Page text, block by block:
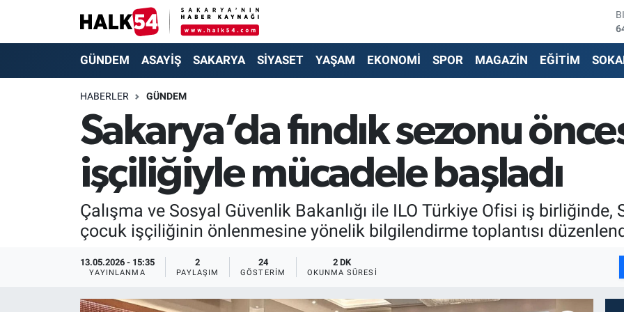
GÜNDEM ASAYİŞ SAKARYA SİYASET YAŞAM EKONOMİ SPOR MAGAZİN EĞİTİM
HABERLER GÜNDEM
Sakarya’da fındık sezonu
işçiliğiyle mücadele başladı
Çalışma ve Sosyal Güvenlik Bakanlığı ile ILO Türkiye Ofisi iş birliğinde,
çocuk işçiliğinin önlenmesine yönelik bilgilendirme toplantısı
13.05.2026 - 15:35
YAYINLANMA
2
PAYLAŞIM
24
GÖSTERIM
2 DK
OKUNMA SÜRESI
GÜNDEM
SAKARYA
EKONOMİ
SOKAK RÖPORTAJLARI
Adapazarı Nöbetçi Eczaneler
Adapazarı Hava Durumu
Adapazarı Trafik Yoğunluk Haritası
Süper Lig Puan Durumu ve Fikstür
Tüm Manşetler
Son Dakika Haberleri
Haber Arşivi